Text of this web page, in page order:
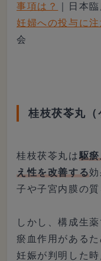
事項は？
｜日本
妊婦への投与に
会
桂枝茯苓丸（
桂枝茯苓丸は駆
え性を改善する
子や子宮内膜の
しかし、構成生
瘀血作用がある
妊娠が判明した